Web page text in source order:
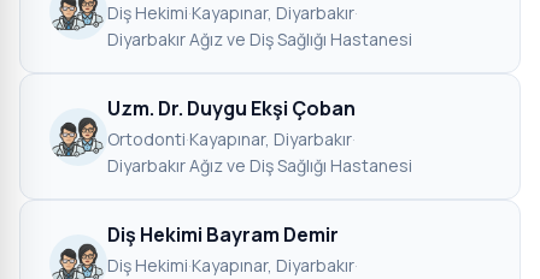
Diş Hekimi·Kayapınar, Diyarbakır·
Diyarbakır Ağız ve Diş Sağlığı Hastanesi
Uzm. Dr. Duygu Ekşi Çoban
Ortodonti·Kayapınar, Diyarbakır·
Diyarbakır Ağız ve Diş Sağlığı Hastanesi
Diş Hekimi Bayram Demir
Diş Hekimi·Kayapınar, Diyarbakır·